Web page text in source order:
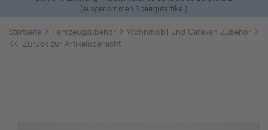
5 Euro Gutschein* beiNewsletter-Anmeldung
Startseite Fahrzeugzubehör Wohnmobil und Caravan Zubehör
Zurück zur Artikelübersicht